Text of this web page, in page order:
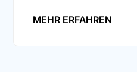
MEHR ERFAHREN